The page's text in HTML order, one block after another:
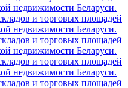
недвижимости Беларуси.
и торговых площадей
недвижимости Беларуси.
и торговых площадей
недвижимости Беларуси.
и торговых площадей
недвижимости Беларуси.
и торговых площадей